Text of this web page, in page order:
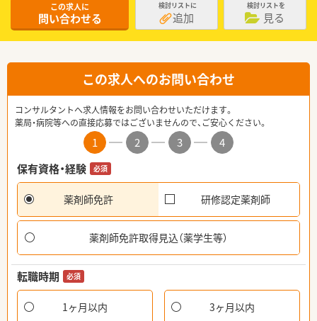
この求人に
問い合わせる
検討リストに
追加
検討リストを
見る
この求人へのお問い合わせ
コンサルタントへ求人情報をお問い合わせいただけます。
薬局・病院等への直接応募ではございませんので、ご安心ください。
1 2 3
4
保有資格・経験
必須
薬剤師免許 研修認定薬剤師
薬剤師免許取得見込（薬学生等）
転職時期 必須
1ヶ月以内 3ヶ月以内